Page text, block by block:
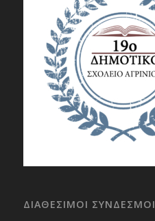
ΔΙΑΘΕΣΙΜΟΙ ΣΥΝΔΕΣΜΟΙ